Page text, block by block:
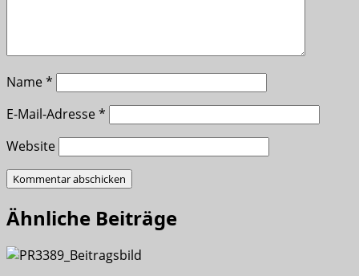
Name*
E-Mail-Adresse*
Website
Ähnliche Beiträge